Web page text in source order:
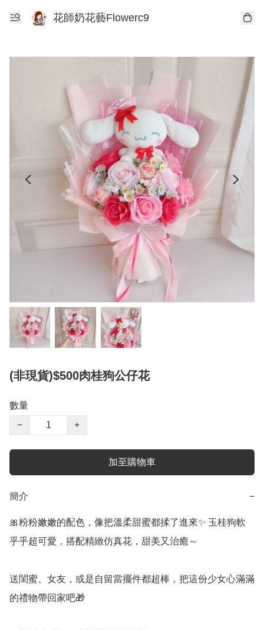
花師奶花藝Flowerc9
(非現貨)$500肉桂狗公仔花
數量
−
+
加至購物車
簡介 −
🎀粉粉嫩嫩的配色，像把溫柔甜蜜都揉了進來✨ 玉桂狗軟
乎乎超可愛，搭配精緻仿真花，甜美又治癒～
送閨蜜、女友，或是自留當擺件都超棒，把這份少女心滿滿
的禮物帶回家吧🎁